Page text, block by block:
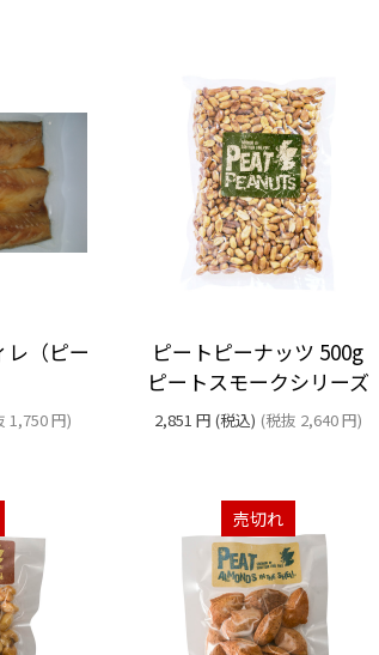
レ（ピー
1,750円)
ピートピーナッツ 500g
ピートスモークシリーズ
2,851 円 (税込) (税抜 2,640円)
売切れ